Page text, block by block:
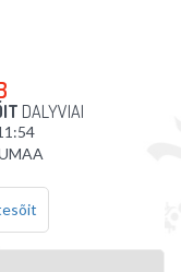
DALYVIAI